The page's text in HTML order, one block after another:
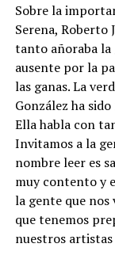
Sobre la
Serena, Roberto
tanto añoraba la
ausente por la
las ganas. La
González ha
Ella habla con
Invitamos a la
nombre leer es
muy contento y
la gente que
que tenemos
nuestros artistas